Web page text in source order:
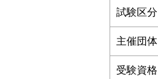
試験区分
主催団体
受験資格